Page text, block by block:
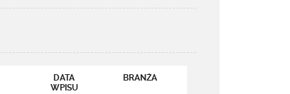
DATA
WPISU
BRANŻA